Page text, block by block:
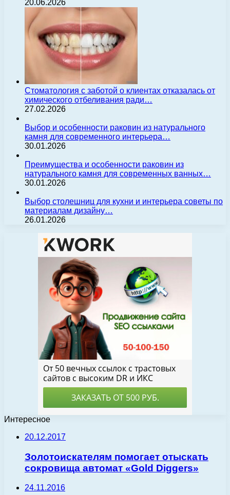
20.06.2026
Стоматология с заботой о клиентах отказалась от
химического отбеливания ради…
27.02.2026
Выбор и особенности раковин из натурального
камня для современного интерьера…
30.01.2026
Преимущества и особенности раковин из
натурального камня для современных ванных…
30.01.2026
Выбор столешниц для кухни и интерьера советы по
материалам дизайну…
26.01.2026
Интересное
20.12.2017
Золотоискателям помогает отыскать
сокровища автомат «Gold Diggers»
24.11.2016